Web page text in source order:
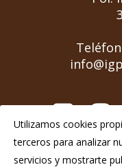
Aviso Legal
Utilizamos cookies
terceros para analizar
servicios y mostrarte